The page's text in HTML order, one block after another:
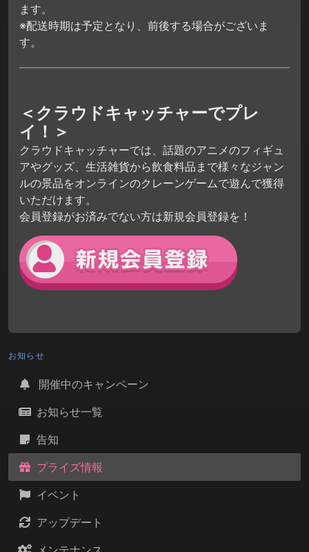
ます。
※配送時期は予定となり、前後する場合がございま
す。
＜クラウドキャッチャーでプレ
イ！＞
クラウドキャッチャーでは、話題のアニメのフィギュ
アやグッズ、生活雑貨から飲食料品まで様々なジャン
ルの景品をオンラインのクレーンゲームで遊んで獲得
いただけます。
会員登録がお済みでない方は新規会員登録を！
お知らせ
開催中のキャンペーン
お知らせ一覧
告知
プライズ情報
イベント
アップデート